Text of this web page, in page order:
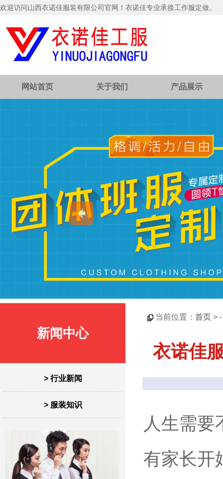
欢迎访问山西衣诺佳服装有限公司官网！衣诺佳专业承接工作服定做。
网站首页 关于我们 产品展示
新闻中心
> 行业新闻
> 服装知识
当前位置： 首页 >
衣诺佳
人生需要
有家长开